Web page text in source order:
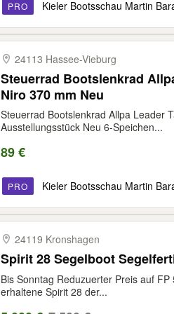
PRO Kieler Bootsschau Martin
24113 Hassee-​Vieburg
Steuerrad Bootslenkrad
Niro 370 mm Neu
Steuerrad Bootslenkrad Allpa Leader
Ausstellungsstück Neu 6-Speichen...
89 €
PRO Kieler Bootsschau Martin
24119 Kronshagen
Spirit 28 Segelboot
Bis Sonntag Reduzuerter Preis auf
erhaltene Spirit 28 der...